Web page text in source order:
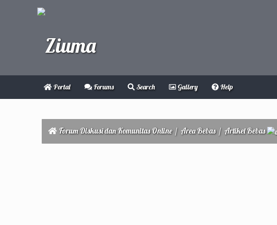
Portal Forums Search Gallery Help
Forum Diskusi dan Komunitas Online/ Area Bebas/ Artikel Bebas